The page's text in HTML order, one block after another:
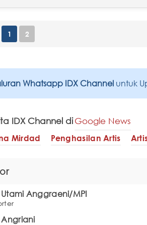
1 2
Whatsapp IDX Channel untuk
IDX Channel diGoogle News
Mirdad Penghasilan Artis
Anggraeni/MPI
Angriani